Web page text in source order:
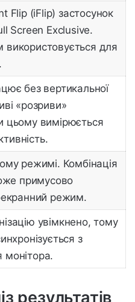
Flip (iFlip) застосунок
Screen Exclusive.
для
без вертикальної
«розриви»
цьому вимірюється
режимі. Комбінація
примусово
режим.
увімкнено, тому
з
монітора.
результатів